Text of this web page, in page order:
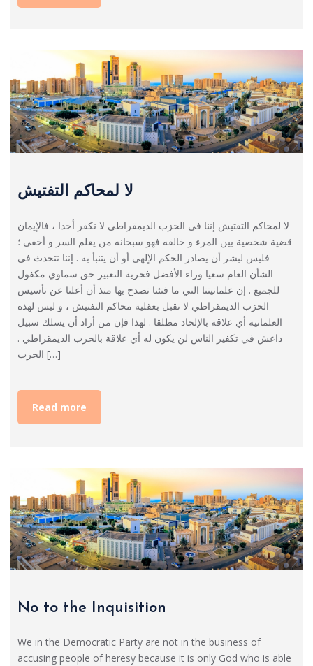
لا لمحاكم التفتيش
لا لمحاكم التفتيش إننا في الحزب الديمقراطي لا نكفر أحدا ، فالإيمان
قضية شخصية بين المرء و خالقه فهو سبحانه من يعلم السر و أخفى ؛
فليس لبشر أن يصادر الحكم الإلهي أو أن يتنبأ به . إننا نتحدث في
الشأن العام سعيا وراء الأفضل فحرية التعبير حق سماوي مكفول
للجميع . إن علمانيتنا التي ما فتئنا نصدح بها منذ أن أعلنا عن تأسيس
الحزب الديمقراطي لا تقبل بعقلية محاكم التفتيش ، و ليس لهذه
العلمانية أي علاقة بالإلحاد مطلقا . لهذا فإن من أراد أن يسلك سبيل
داعش في تكفير الناس لن يكون له أي علاقة بالحزب الديمقراطي .
الحزب […]
Read more
No to the Inquisition
We in the Democratic Party are not in the business of
accusing people of heresy because it is only God who is able